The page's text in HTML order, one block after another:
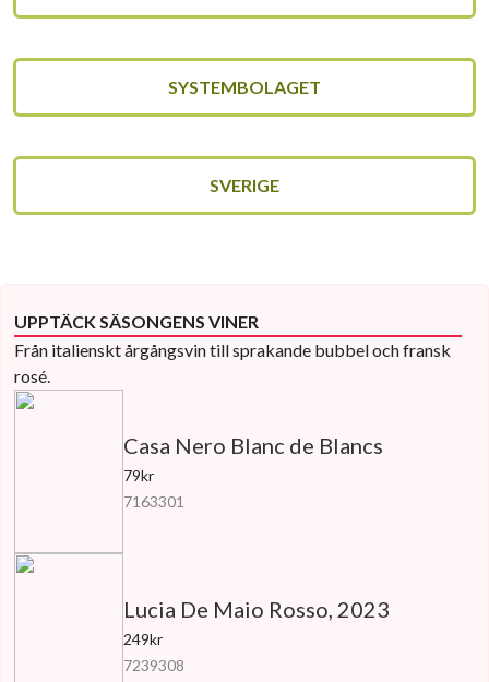
SYSTEMBOLAGET
SVERIGE
UPPTÄCK SÄSONGENS VINER
Från italienskt årgångsvin till sprakande bubbel och fransk
rosé.
Casa Nero Blanc de Blancs
79kr
7163301
Lucia De Maio Rosso, 2023
249kr
7239308